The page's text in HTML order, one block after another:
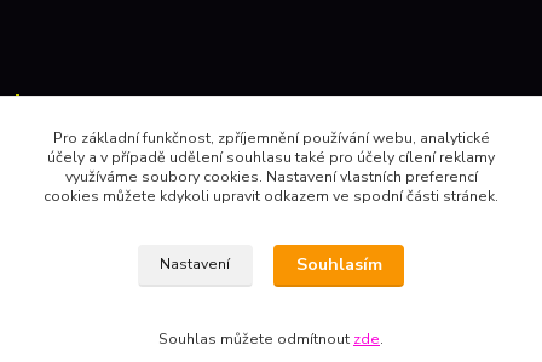
604 157410 , 602 345528
Pro základní funkčnost, zpříjemnění používání webu, analytické
účely a v případě udělení souhlasu také pro účely cílení reklamy
využíváme soubory cookies. Nastavení vlastních preferencí
cookies můžete kdykoli upravit odkazem ve spodní části stránek.
Nastavení Souhlasím
Souhlas můžete odmítnout zde.